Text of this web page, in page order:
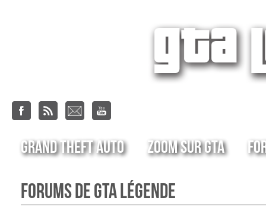
Grand Theft Auto Zoom sur GTA
Forums de GTA Légende